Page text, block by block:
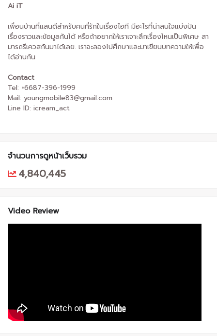
Ai iT
เพื่อนบ้านที่แสนดีสำหรับคนที่รักในเรื่องไอที มีอะไรที่น่าสนใจแบ่งปัน
เรื่องราวและข้อมูลกันได้ หรือถ้าอยากให้เราเจาะลึกเรื่องไหนเป็นพิเศษ สา
มารถรีเควสกันมาได้เลย. เราจะลองไปศึกษาและมาเขียนบทความให้เพื่อ
ได้อ่านกัน
Contact
Tel: +6687-396-1999
Mail: youngmobile83@gmail.com
Line ID: icream_act
จำนวนการดูหน้าเว็บรวม
4,840,445
Video Review